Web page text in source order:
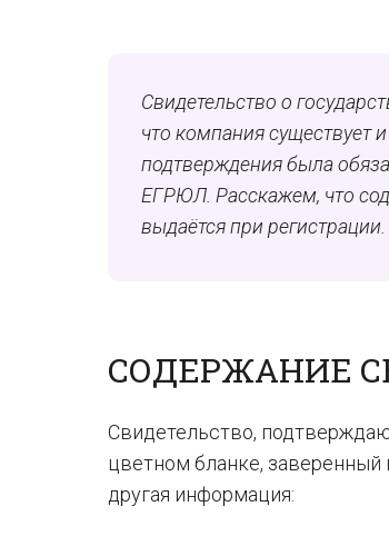
Свидетельство о
что компания существует
подтверждения была
ЕГРЮЛ. Расскажем, что
выдаётся при регистрации.
СОДЕРЖАНИЕ
Свидетельство,
цветном бланке,
другая информация: